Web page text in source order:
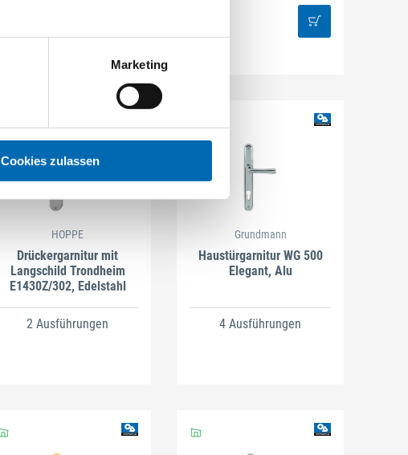
Marketing
Cookies zulassen
HOPPE
Drückergarnitur mit
Langschild Trondheim
E1430Z/302, Edelstahl
2 Ausführungen
Grundmann
Haustürgarnitur WG 500
Elegant, Alu
4 Ausführungen